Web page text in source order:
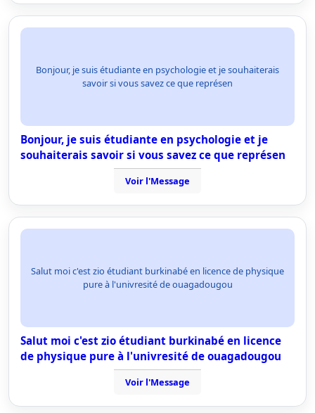
Bonjour, je suis étudiante en psychologie et je souhaiterais
savoir si vous savez ce que représen
Bonjour, je suis étudiante en psychologie et je
souhaiterais savoir si vous savez ce que représen
Voir l'Message
Salut moi c'est zio étudiant burkinabé en licence de physique
pure à l'univresité de ouagadougou
Salut moi c'est zio étudiant burkinabé en licence
de physique pure à l'univresité de ouagadougou
Voir l'Message